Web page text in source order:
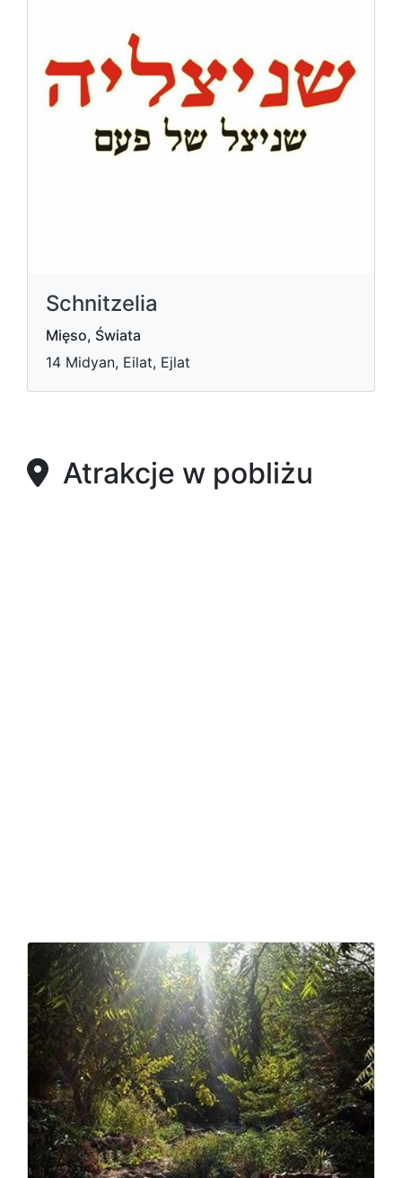
Schnitzelia
Mięso, Świata
14 Midyan, Eilat, Ejlat
Atrakcje w pobliżu